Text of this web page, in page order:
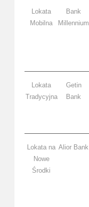
Lokata
Mobilna
Bank
Millennium
Lokata
Tradycyjna
Getin
Bank
Lokata na
Nowe
Środki
Alior Bank